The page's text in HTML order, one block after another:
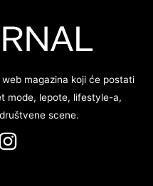
magazina koji će postati
mode, lepote, lifestyle-a,
scene.